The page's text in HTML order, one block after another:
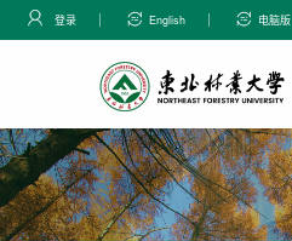
登录 English 电脑版